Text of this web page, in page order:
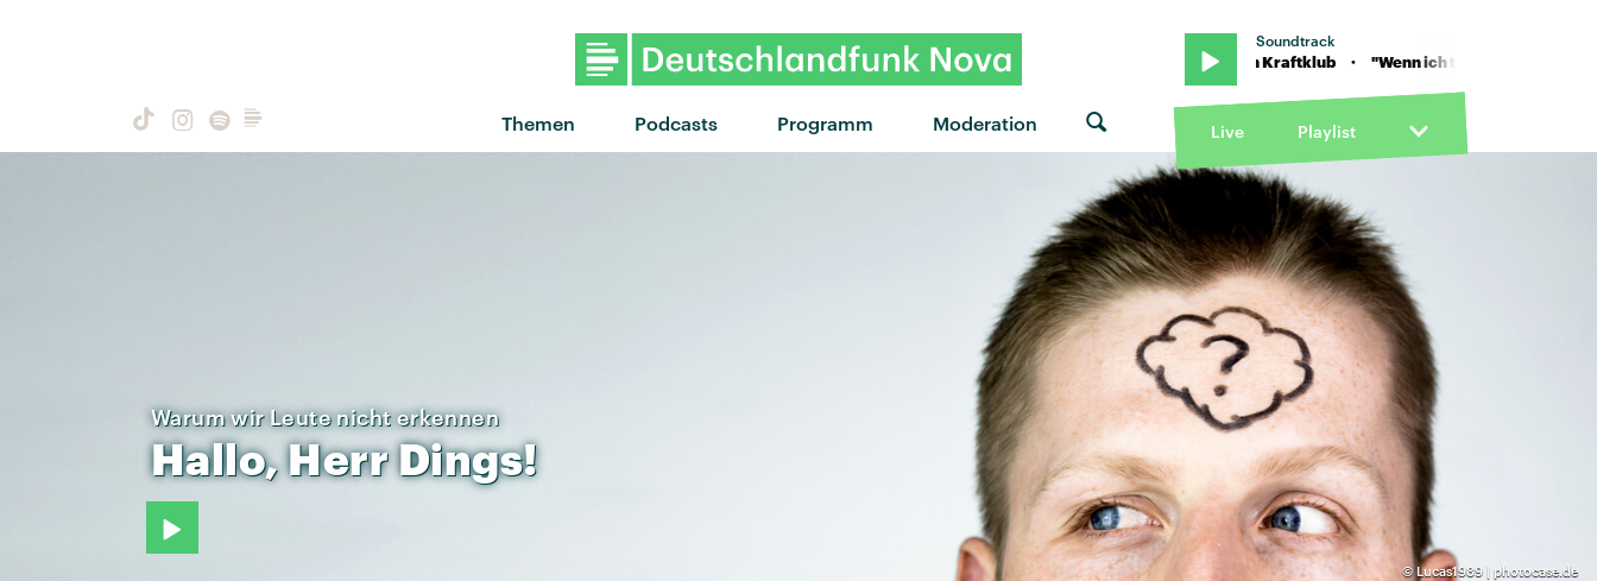
Themen Podcasts Programm Moderation
Soundtrack
"Wenn ich tot bin, fang ich wieder an" von Kraftklub · "Wenn ich tot bin, fang ich wieder an"
Live Playlist
© Lucas1989 | photocase.de
Warum wir Leute nicht erkennen
Hallo,HerrDings!